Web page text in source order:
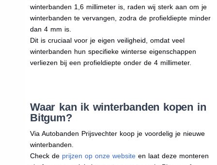
winterbanden 1,6 millimeter is, raden wij sterk aan om je
winterbanden te vervangen, zodra de profieldiepte minder
dan 4 mm is.
Dit is cruciaal voor je eigen veiligheid, omdat veel
winterbanden hun specifieke winterse eigenschappen
verliezen bij een profieldiepte onder de 4 millimeter.
Waar kan ik winterbanden kopen in
Bitgum?
Via Autobanden Prijsvechter koop je voordelig je nieuwe
winterbanden.
Check de prijzen op onze websiteen laat deze monteren